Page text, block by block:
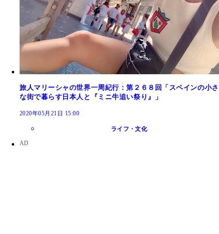
旅人マリーシャの世界一周紀行：第２６８回「スペインの小さ
な街で暮らす日本人と『ミニ牛追い祭り』」
2020年05月21日 15:00
ライフ・文化